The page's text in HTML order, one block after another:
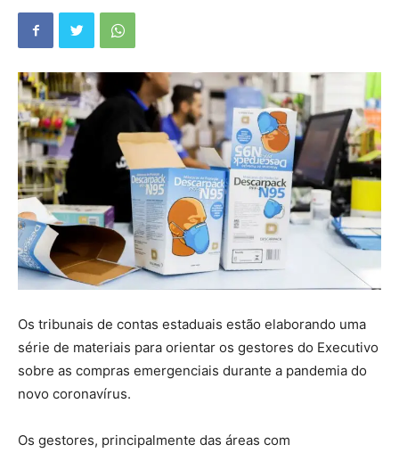
Os tribunais de contas estaduais estão elaborando uma
série de materiais para orientar os gestores do Executivo
sobre as compras emergenciais durante a pandemia do
novo coronavírus.
Os gestores, principalmente das áreas com